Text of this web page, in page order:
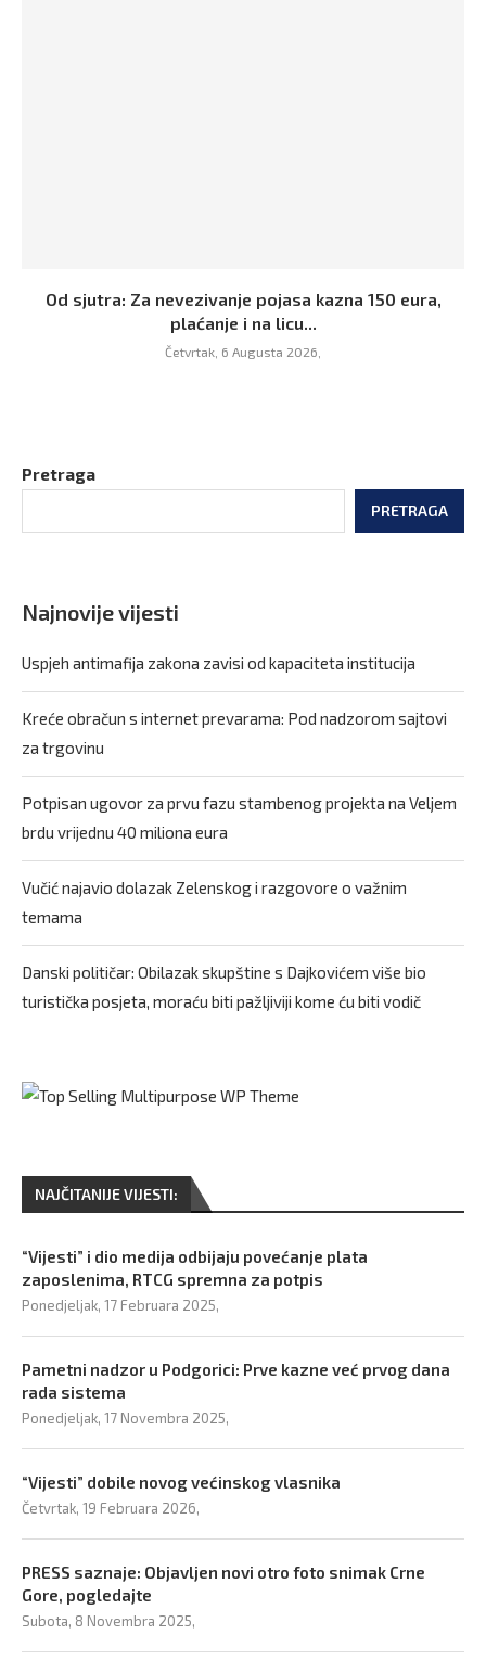
Od sjutra: Za nevezivanje pojasa kazna 150 eura,
plaćanje i na licu...
Četvrtak, 6 Augusta 2026,
Pretraga
PRETRAGA
Najnovije vijesti
Uspjeh antimafija zakona zavisi od kapaciteta institucija
Kreće obračun s internet prevarama: Pod nadzorom sajtovi
za trgovinu
Potpisan ugovor za prvu fazu stambenog projekta na Veljem
brdu vrijednu 40 miliona eura
Vučić najavio dolazak Zelenskog i razgovore o važnim
temama
Danski političar: Obilazak skupštine s Dajkovićem više bio
turistička posjeta, moraću biti pažljiviji kome ću biti vodič
NAJČITANIJE VIJESTI:
“Vijesti” i dio medija odbijaju povećanje plata
zaposlenima, RTCG spremna za potpis
Ponedjeljak, 17 Februara 2025,
Pametni nadzor u Podgorici: Prve kazne već prvog dana
rada sistema
Ponedjeljak, 17 Novembra 2025,
“Vijesti” dobile novog većinskog vlasnika
Četvrtak, 19 Februara 2026,
PRESS saznaje: Objavljen novi otro foto snimak Crne
Gore, pogledajte
Subota, 8 Novembra 2025,